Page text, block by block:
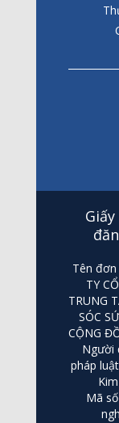
Tên đơn
TY
TRUNG
SÓC
CỘNG
Người
pháp
Mã